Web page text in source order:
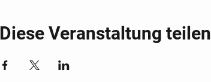
Diese Veranstaltung teilen